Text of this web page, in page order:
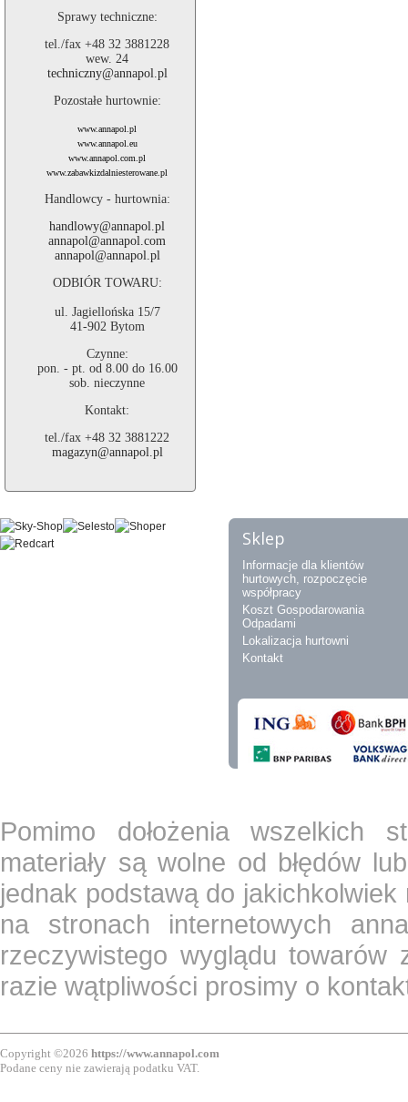
Sprawy techniczne:
tel./fax +48 32 3881228
wew. 24
techniczny@annapol.pl
Pozostałe hurtownie:
www.annapol.pl
www.annapol.eu
www.annapol.com.pl
www.zabawkizdalniesterowane.pl
Handlowcy - hurtownia:
handlowy@annapol.pl
annapol@annapol.com
annapol@annapol.pl
ODBIÓR TOWARU:
ul. Jagiellońska 15/7
41-902 Bytom
Czynne:
pon. - pt. od 8.00 do 16.00
sob. nieczynne
Kontakt:
tel./fax +48 32 3881222
magazyn@annapol.pl
Sklep
Informacje dla klientów
hurtowych, rozpoczęcie
współpracy
Koszt Gospodarowania
Odpadami
Lokalizacja hurtowni
Kontakt
Pomimo dołożenia wszelkich
materiały są wolne od błędów
jednak podstawą do
na stronach internetowych
rzeczywistego wyglądu
razie wątpliwości prosimy o
Copyright ©2026 https://www.annapol.com
Podane ceny nie zawierają podatku VAT.